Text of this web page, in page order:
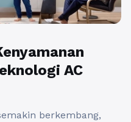
AC
berkembang,